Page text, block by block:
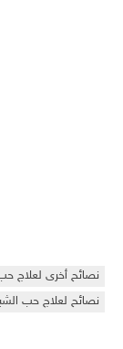
نصائح أخرى لعلاج
نصائح لعلاج حب